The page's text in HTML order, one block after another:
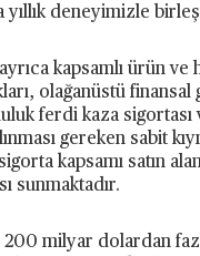
yıllık deneyimizle
kapsamlı ürün
olağanüstü
ferdi kaza
gereken sabit
kapsamı satın
sunmaktadır.
200 milyar dolardan